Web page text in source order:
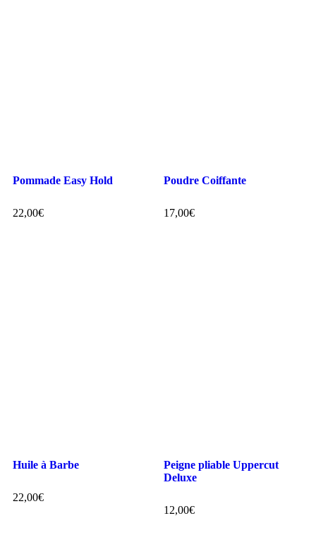
Pommade Easy Hold
22,00€
Poudre Coiffante
17,00€
Huile à Barbe
22,00€
Peigne pliable Uppercut
Deluxe
12,00€